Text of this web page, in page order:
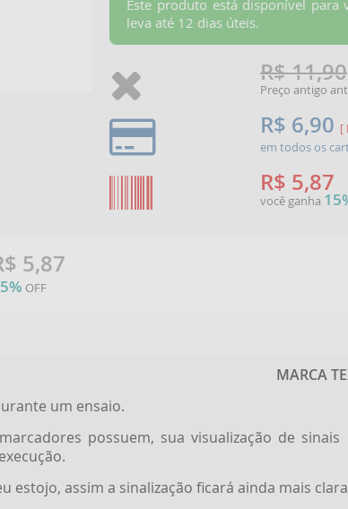
Este produto está disponível
leva até 12 dias úteis.
R$ 11,90
Preço antigo
R$ 6,90 [
em todos os
R$ 5,87
você ganha
5,87
OFF
MARCA
um ensaio.
possuem, sua visualização de
estojo, assim a sinalização ficará ainda mais